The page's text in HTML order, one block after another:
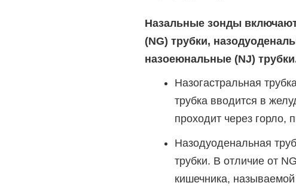
Назальные зонды
(NG) трубки,
назоеюнальные (NJ)
Назогастральная
трубка вводится в
проходит через горло,
Назодуоденальная
трубки. В отличие от
кишечника,